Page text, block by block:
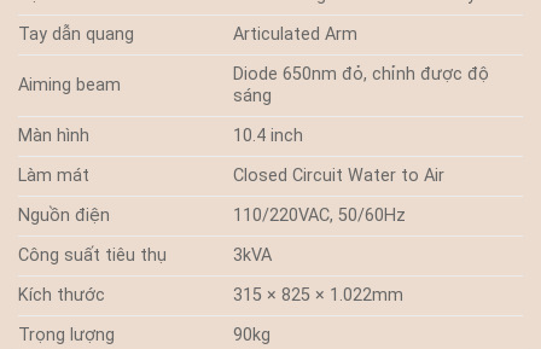
Tay dẫn quang
Articulated Arm
Aiming beam
Diode 650nm đỏ, chỉnh được độ
sáng
Màn hình
10.4 inch
Làm mát
Closed Circuit Water to Air
Nguồn điện
110/220VAC, 50/60Hz
Công suất tiêu thụ
3kVA
Kích thước
315 × 825 × 1.022mm
Trọng lượng
90kg